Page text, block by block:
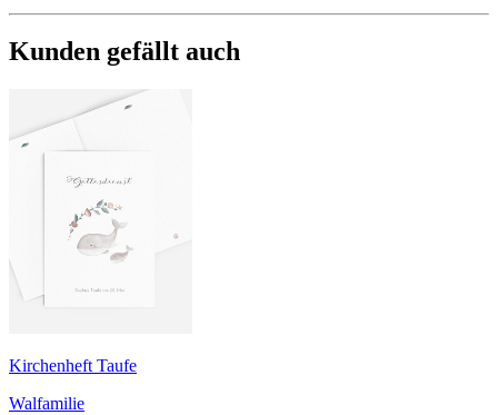
Kunden gefällt auch
Kirchenheft Taufe
Walfamilie